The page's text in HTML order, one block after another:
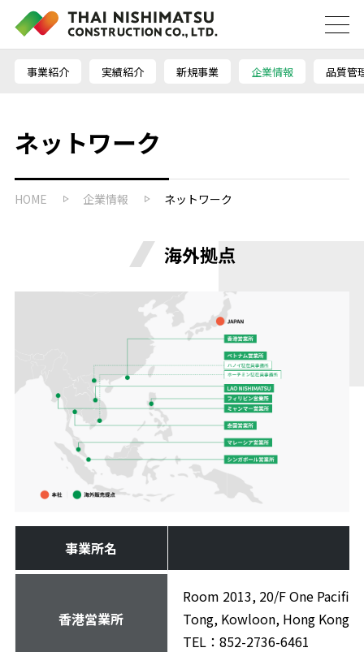
事業紹介 実績紹介 新規事業 企業情報 品質管
ネットワーク
HOME 企業情報 ネットワーク
海外拠点
事業所名
香港営業所
Room 2013, 20/F One
Tong, Kowloon, Hong Kong
TEL：852-2736-6461